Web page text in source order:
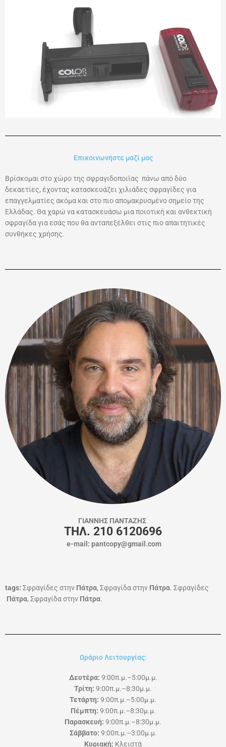
Επικοινωνήστε μαζί μας
Βρίσκομαι στο χώρο της σφραγιδοποιϊας πάνω από δύο
δεκαετίες, έχοντας κατασκευάζει χιλιάδες σφραγίδες για
επαγγελματίες ακόμα και στο πιο απομακρυσμένο σημείο της
Ελλάδας. Θα χαρώ να κατασκευάσω μια ποιοτική και ανθεκτική
σφραγίδα για εσάς που θα ανταπεξέλθει στις πιο απαιτητικές
συνθήκες χρήσης.
ΓΙΑΝΝΗΣ ΠΑΝΤΑΖΗΣ
ΤΗΛ. 210 6120696
e-mail: pantcopy@gmail.com
tags: Σφραγίδες στην Πάτρα, Σφραγίδα στην Πάτρα. Σφραγίδες
Πάτρα, Σφραγίδα στην Πάτρα.
Ωράριο Λειτουργίας:
Δευτέρα: 9:00π.μ.–5:00μ.μ.
Τρίτη: 9:00π.μ.–8:30μ.μ.
Τετάρτη: 9:00π.μ.–5:00μ.μ.
Πέμπτη: 9:00π.μ.–8:30μ.μ.
Παρασκευή: 9:00π.μ.–8:30μ.μ.
Σάββατο: 9:00π.μ.–3:00μ.μ.
Κυριακή: Κλειστά